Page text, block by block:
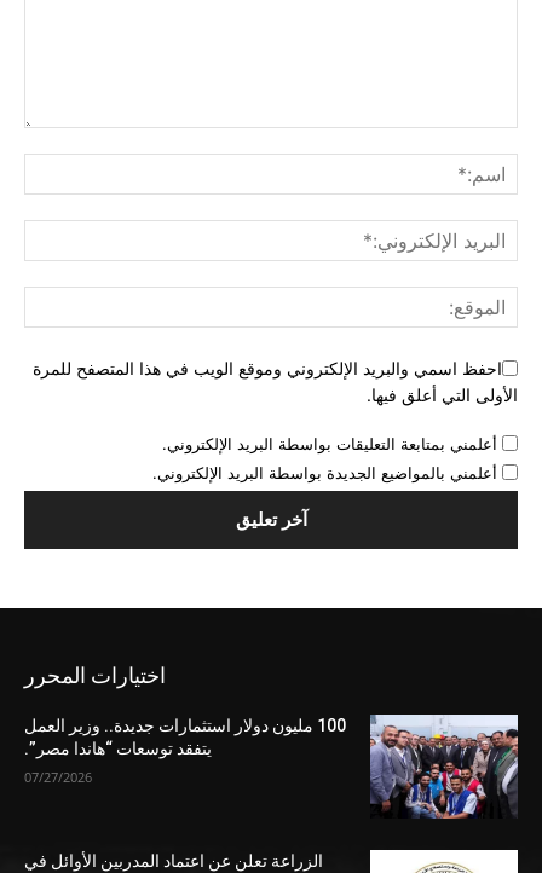
احفظ اسمي والبريد الإلكتروني وموقع الويب في هذا المتصفح للمرة
الأولى التي أعلق فيها.
أعلمني بمتابعة التعليقات بواسطة البريد الإلكتروني.
أعلمني بالمواضيع الجديدة بواسطة البريد الإلكتروني.
اختيارات المحرر
100 مليون دولار استثمارات جديدة.. وزير العمل
يتفقد توسعات “هاندا مصر”.
07/27/2026
الزراعة تعلن عن اعتماد المدربين الأوائل في